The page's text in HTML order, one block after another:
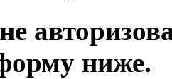
ниже.